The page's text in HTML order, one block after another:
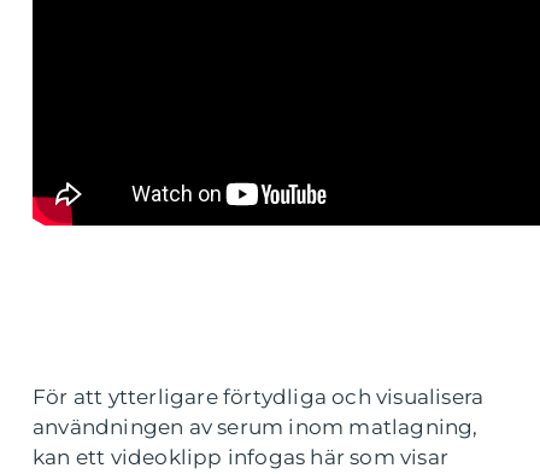
För att ytterligare förtydliga och visualisera
användningen av serum inom matlagning,
kan ett videoklipp infogas här som visar